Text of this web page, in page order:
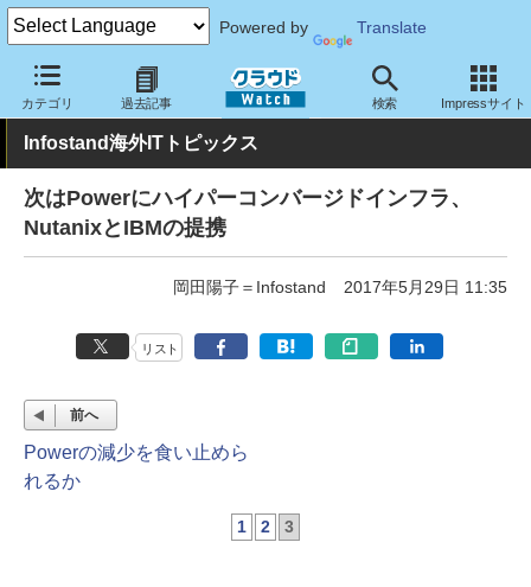
Powered by Translate
カテゴリ 過去記事 検索 Impressサイト
クラウド Watch トピック 業界動向
Infostand海外ITトピックス
次はPowerにハイパーコンバージドインフラ、
NutanixとIBMの提携
岡田陽子＝Infostand 2017年5月29日 11:35
リスト
前へ
Powerの減少を食い止めら
れるか
1 2 3